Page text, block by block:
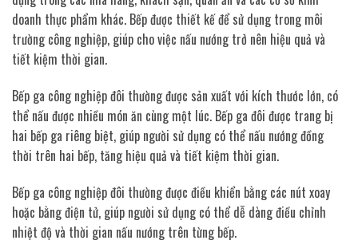
doanh thực phẩm khác. Bếp được thiết kế để sử dụng trong môi
trường công nghiệp, giúp cho việc nấu nướng trở nên hiệu quả và
tiết kiệm thời gian.
Bếp ga công nghiệp đôi thường được sản xuất với kích thước lớn, có
thể nấu được nhiều món ăn cùng một lúc. Bếp ga đôi được trang bị
hai bếp ga riêng biệt, giúp người sử dụng có thể nấu nướng đồng
thời trên hai bếp, tăng hiệu quả và tiết kiệm thời gian.
Bếp ga công nghiệp đôi thường được điều khiển bằng các nút xoay
hoặc bằng điện tử, giúp người sử dụng có thể dễ dàng điều chỉnh
nhiệt độ và thời gian nấu nướng trên từng bếp.